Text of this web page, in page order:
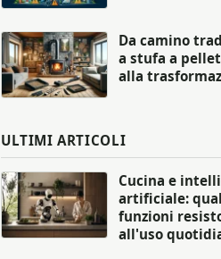
Da camino
a stufa a
alla
ULTIMI ARTICOLI
Cucina e
artificiale:
funzioni
all'uso